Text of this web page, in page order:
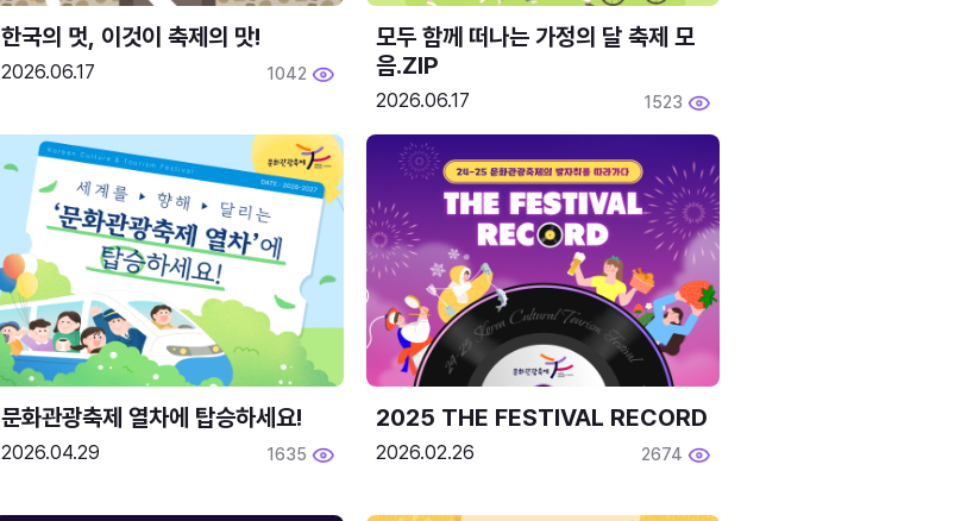
한국의 멋, 이것이 축제의 맛!
2026.06.17 1042
모두 함께 떠나는 가정의 달 축제 모
음.ZIP
2026.06.17 1523
문화관광축제 열차에 탑승하세요!
2026.04.29 1635
2025 THE FESTIVAL RECORD
2026.02.26 2674